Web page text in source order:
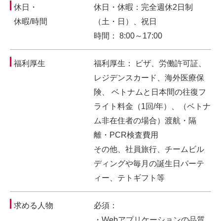
休日・
休暇/時間
休日・休暇：完全週休2日制
（土・日）、祝日
時間： 8:00～17:00
福利厚生
福利厚生： ビザ、労働許可証、
レジデンスカード、海外医療保
険、 ベトナムと日本間の往復フ
ライト料金（1回/年）、（ベトナ
ム非在住者の場合）渡航・隔
離・PCR検査費用
その他、社員旅行、チームビル
ディングや毎月の誕生日パーテ
ィー、テトギフト等
求める人物
必須：